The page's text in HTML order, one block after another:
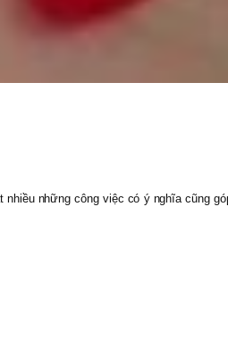
những công việc có ý nghĩa cũng